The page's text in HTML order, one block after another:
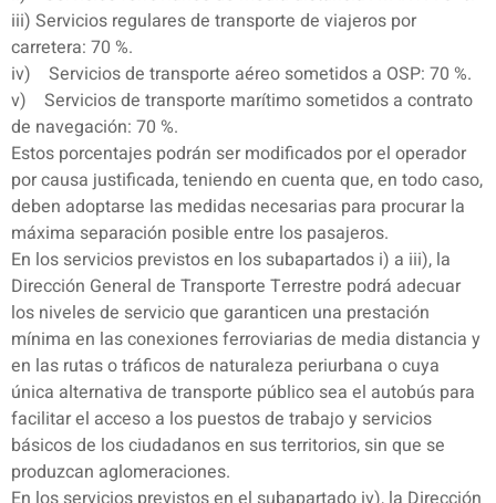
iii) Servicios regulares de transporte de viajeros por
carretera: 70 %.
iv) Servicios de transporte aéreo sometidos a OSP: 70 %.
v) Servicios de transporte marítimo sometidos a contrato
de navegación: 70 %.
Estos porcentajes podrán ser modificados por el operador
por causa justificada, teniendo en cuenta que, en todo caso,
deben adoptarse las medidas necesarias para procurar la
máxima separación posible entre los pasajeros.
En los servicios previstos en los subapartados i) a iii), la
Dirección General de Transporte Terrestre podrá adecuar
los niveles de servicio que garanticen una prestación
mínima en las conexiones ferroviarias de media distancia y
en las rutas o tráficos de naturaleza periurbana o cuya
única alternativa de transporte público sea el autobús para
facilitar el acceso a los puestos de trabajo y servicios
básicos de los ciudadanos en sus territorios, sin que se
produzcan aglomeraciones.